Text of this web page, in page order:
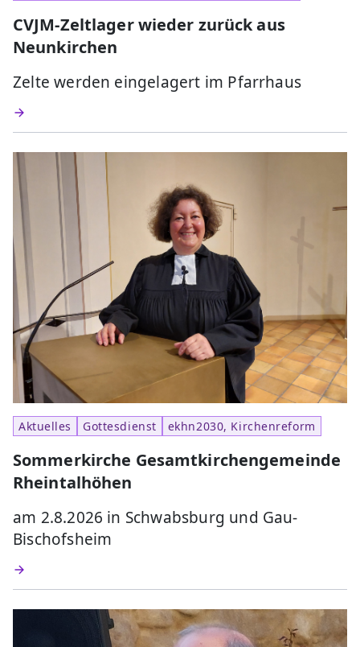
CVJM-Zeltlager wieder zurück aus
Neunkirchen
Zelte werden eingelagert im Pfarrhaus
Aktuelles Gottesdienst ekhn2030, Kirchenreform
Sommerkirche Gesamtkirchengemeinde
Rheintalhöhen
am 2.8.2026 in Schwabsburg und Gau-
Bischofsheim